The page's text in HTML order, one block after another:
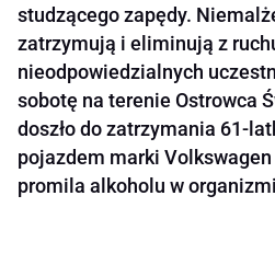
studzącego zapędy.
zatrzymują i eliminują z
nieodpowiedzialnych
sobotę na terenie Ostrowca
doszło do zatrzymania 61-
pojazdem marki
promila alkoholu w